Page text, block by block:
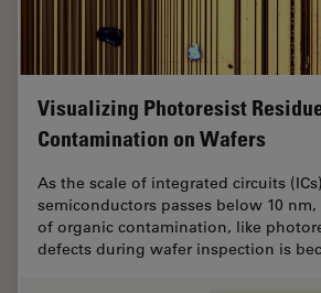
Visualizing Photoresist
Contamination on Wafers
As the scale of integrated circuits
semiconductors passes below 10
of organic contamination, like
defects during wafer inspection is